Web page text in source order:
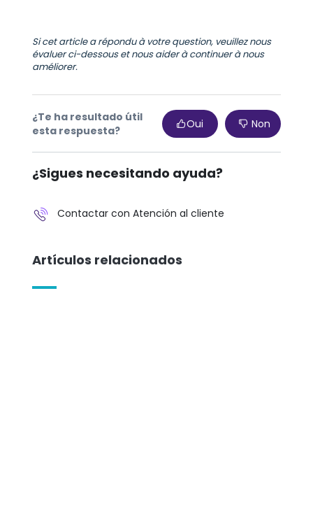
Si cet article a répondu à votre question, veuillez nous
évaluer ci-dessous et nous aider à continuer à nous
améliorer.
¿Te ha resultado útil
esta respuesta?
Oui Non
¿Sigues necesitando ayuda?
Contactar con Atención al cliente
Artículos relacionados